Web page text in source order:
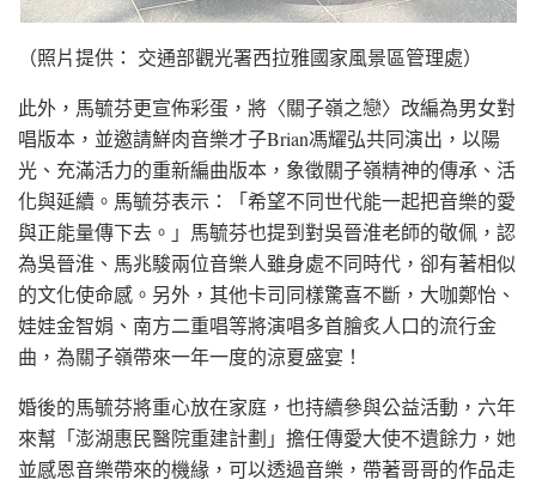
（照片提供： 交通部觀光署西拉雅國家風景區管理處）
此外，馬毓芬更宣佈彩蛋，將〈關子嶺之戀〉改編為男女對
唱版本，並邀請鮮肉音樂才子Brian馮耀弘共同演出，以陽
光、充滿活力的重新編曲版本，象徵關子嶺精神的傳承、活
化與延續。馬毓芬表示：「希望不同世代能一起把音樂的愛
與正能量傳下去。」馬毓芬也提到對吳晉淮老師的敬佩，認
為吳晉淮、馬兆駿兩位音樂人雖身處不同時代，卻有著相似
的文化使命感。另外，其他卡司同樣驚喜不斷，大咖鄭怡、
娃娃金智娟、南方二重唱等將演唱多首膾炙人口的流行金
曲，為關子嶺帶來一年一度的涼夏盛宴！
婚後的馬毓芬將重心放在家庭，也持續參與公益活動，六年
來幫「澎湖惠民醫院重建計劃」擔任傳愛大使不遺餘力，她
並感恩音樂帶來的機緣，可以透過音樂，帶著哥哥的作品走